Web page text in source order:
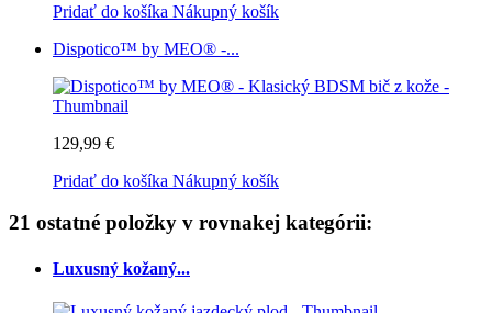
Pridať do košíka Nákupný košík
Dispotico™ by MEO® -...
129,99 €
Pridať do košíka Nákupný košík
21 ostatné položky v rovnakej kategórii:
Luxusný kožaný...